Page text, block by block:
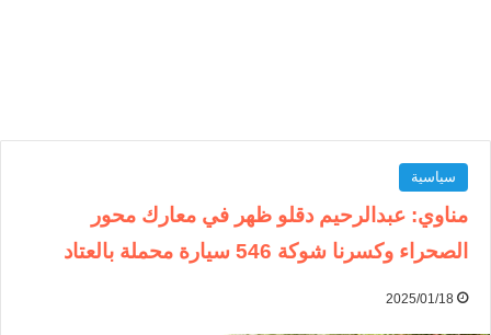
سياسية
مناوي: عبدالرحيم دقلو ظهر في معارك محور
الصحراء وكسرنا شوكة 546 سيارة محملة بالعتاد
2025/01/18